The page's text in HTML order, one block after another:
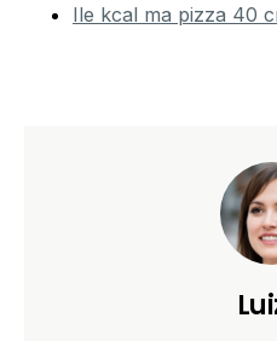
Ile kcal ma pizza 40